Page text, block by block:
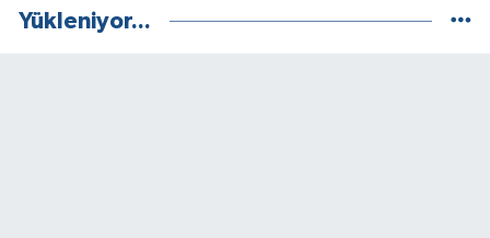
Yükleniyor...